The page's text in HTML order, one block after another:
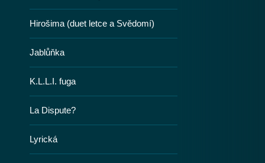
Hirošima (duet letce a Svědomí)
Jablůňka
K.L.L.I. fuga
La Dispute?
Lyrická